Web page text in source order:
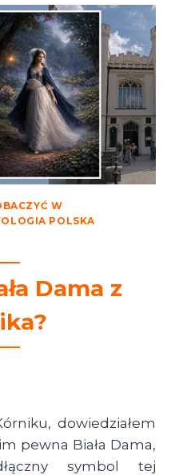
W
POLSKA
Dama z
dowiedziałem
pewna Biała Dama,
symbol tej